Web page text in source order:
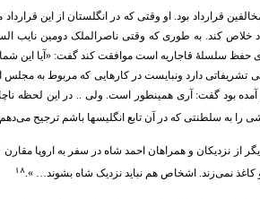
قرارداد بود. او وقتی که در انگلستان از این
خلاص کند. به طوری که وقتی ناصرالملک دومین نایب
حفظ سلسلۀ قاجاریه است موافقت کند گفت: «آیا این
تشریفاتی دارد ونبایست در کارهایی که مربوط به
بود گفت: آری همینطور است. ولی .. در این لحظه
را به سلطنتی که در آن تابع انگلیسها باشم ترجیح
نمی‌زند. اشخاص هم نباید نزدیک شاه بشوند… ».۱۸